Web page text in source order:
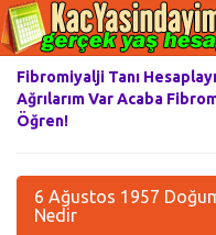
Fibromiyalji Tanı
Ağrılarım Var Acaba
Öğren!
6 Ağustos 1957
Nedir